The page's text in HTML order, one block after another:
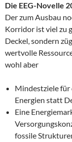
Die EEG-Novelle
Der zum Ausbau
Korridor ist viel zu
Deckel, sondern
wertvolle
wohl aber
Mindestziele für
Energien statt
Eine
fossile